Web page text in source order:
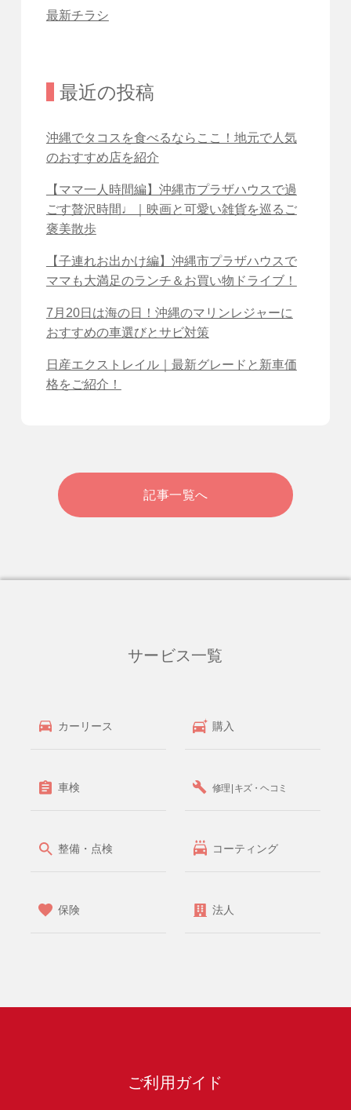
最新チラシ
最近の投稿
沖縄でタコスを食べるならここ！地元で人気
のおすすめ店を紹介
【ママ一人時間編】沖縄市プラザハウスで過
ごす贅沢時間♩｜映画と可愛い雑貨を巡るご
褒美散歩
【子連れお出かけ編】沖縄市プラザハウスで
ママも大満足のランチ＆お買い物ドライブ！
7月20日は海の日！沖縄のマリンレジャーに
おすすめの車選びとサビ対策
日産エクストレイル｜最新グレードと新車価
格をご紹介！
記事一覧へ
サービス一覧
カーリース 購入
車検 修理 | キズ・ヘコミ
整備・点検 コーティング
保険 法人
ご利用ガイド